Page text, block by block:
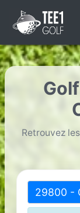
Retrouvez
29800 -